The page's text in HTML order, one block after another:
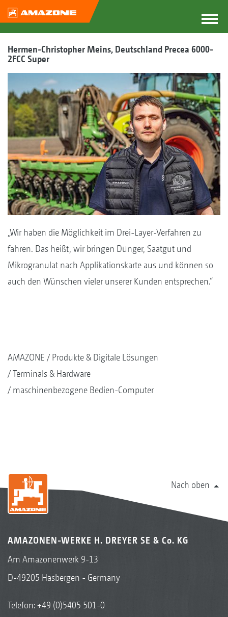
Hermen-Christopher Meins, Deutschland Precea 6000-
2FCC Super
„Wir haben die Möglichkeit im Drei-Layer-Verfahren zu
fahren. Das heißt, wir bringen Dünger, Saatgut und
Mikrogranulat nach Applikationskarte aus und können so
auch den Wünschen vieler unserer Kunden entsprechen.“
AMAZONE
Produkte & Digitale Lösungen
Terminals & Hardware
maschinenbezogene Bedien-Computer
Nach oben
AMAZONEN-WERKE H. DREYER SE & Co. KG
Am Amazonenwerk 9-13
D-49205 Hasbergen - Germany
Telefon:+49 (0)5405 501-0